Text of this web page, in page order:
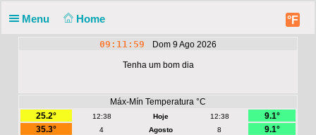
Menu Home °F
09:12:00 Dom 9 Ago 2026
Tenha um bom dia
Máx-Mín Temperatura °C
25.2°
12:38 Hoje 12:38
9.1°
35.3°
4 Agosto 8
9.1°